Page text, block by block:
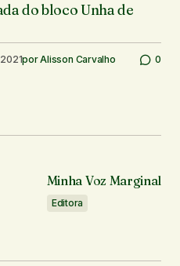
do bloco Unha de
porAlisson Carvalho 0
Minha Voz Marginal
Editora